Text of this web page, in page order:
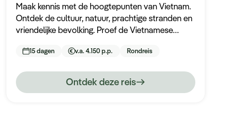
Maak kennis met de hoogtepunten van Vietnam.
Ontdek de cultuur, natuur, prachtige stranden en
vriendelijke bevolking. Proef de Vietnamese
uitgestrekte rijstterrassen.
15 dagen v.a. 4.150 p.p. Rondreis
Ontdek deze reis